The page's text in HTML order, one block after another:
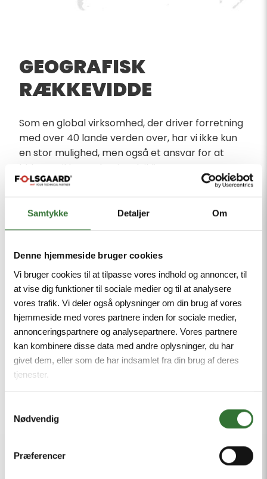
Samtykke Detaljer Om
Denne hjemmeside bruger cookies
Vi bruger cookies til at tilpasse vores indhold og annoncer, til
at vise dig funktioner til sociale medier og til at analysere
vores trafik. Vi deler også oplysninger om din brug af vores
hjemmeside med vores partnere inden for sociale medier,
annonceringspartnere og analysepartnere. Vores partnere
kan kombinere disse data med andre oplysninger, du har
givet dem, eller som de har indsamlet fra din brug af deres
tjenester.
Nødvendig
Præferencer
GEOGRAFISK
RÆKKEVIDDE
Som en global virksomhed, der driver forretning
med over 40 lande verden over, har vi ikke kun
en stor mulighed, men også et ansvar for at
bidrage til bæredygtig udvikling.
Fokusområder og udfordringer
Vores hovedforretningsområder som
vedvarende energi, infrastruktur og transport
medfører globaliseringen CO2-udledning fra
transport, som vi arbejder på at reducere
gennem grønnere transportformer og
optimeret logistik.
Inspiration og fremtid
Vores fokus på bæredygtighed inspirerer
partnere og kunder til at handle ansvarligt. Vi
stræber efter at reducere vores klimaaftryk og
bidrage til en mere bæredygtig fremtid gennem